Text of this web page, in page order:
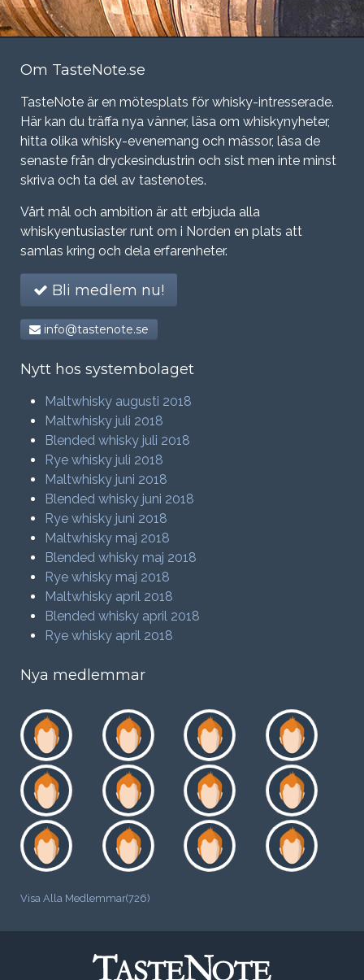
Om TasteNote.se
TasteNote är en mötesplats för whisky-intresserade.
Här kan du träffa nya vänner, läsa om whiskynyheter,
hitta olika whisky-evenemang och mässor, läsa de
senaste från dryckesindustrin och sist men inte minst
skriva och ta del av tastenotes.
Vårt mål och ambition är att erbjuda alla
whiskyentusiaster runt om i Norden en plats att
samlas kring och dela erfarenheter.
Bli medlem nu!
info@tastenote.se
Nytt hos systembolaget
Maltwhisky augusti 2018
Maltwhisky juli 2018
Blended whisky juli 2018
Rye whisky juli 2018
Maltwhisky juni 2018
Blended whisky juni 2018
Rye whisky juni 2018
Maltwhisky maj 2018
Blended whisky maj 2018
Rye whisky maj 2018
Maltwhisky april 2018
Blended whisky april 2018
Rye whisky april 2018
Nya medlemmar
Visa Alla Medlemmar(726)